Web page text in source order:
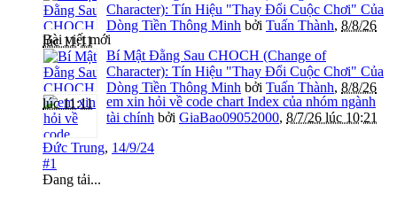
Character): Tín Hiệu "Thay Đổi Cuộc Chơi" Của
Dòng Tiền Thông Minh bởi Tuấn Thành, 8/8/26
lúc 11:11
Bài viết mới
Bí Mật Đằng Sau CHOCH (Change of
Character): Tín Hiệu "Thay Đổi Cuộc Chơi" Của
Dòng Tiền Thông Minh bởi Tuấn Thành, 8/8/26
lúc 11:11
em xin hỏi về code chart Index của nhóm ngành
tài chính bởi GiaBao09052000, 8/7/26 lúc 10:21
Đức Trung, 14/9/24
#1
Đang tải...